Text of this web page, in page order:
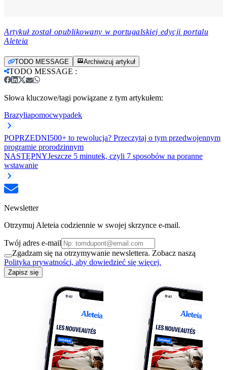
Artykuł został opublikowany w portugalskiej edycji portalu
Aleteia
TODO MESSAGE Archiwizuj artykuł
TODO MESSAGE :
Słowa kluczowe/tagi powiązane z tym artykułem:
Brazyliapomocwypadek
POPRZEDNI500+ to rewolucja? Przeczytaj o tym przedwojennym
programie prorodzinnym
NASTĘPNYJeszcze 5 minutek, czyli 7 sposobów na poranne
wstawanie
Newsletter
Otrzymuj Aleteia codziennie w swojej skrzynce e-mail.
Twój adres e-mail
Zgadzam się na otrzymywanie newslettera. Zobacz naszą
Polityka prywatności, aby dowiedzieć się więcej.
Zapisz się